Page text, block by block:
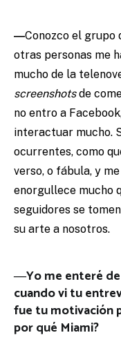
―Conozco el grupo
otras personas me
mucho de la
screenshotsde
no entro a
interactuar mucho.
ocurrentes, como
verso, o fábula, y
enorgullece mucho
seguidores se
su arte a nosotros.
―Yo me enteré de
cuando vi tu
fue tu motivación
por qué Miami?